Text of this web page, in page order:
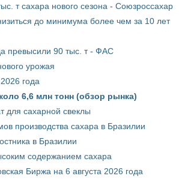
т сахара нового сезона - Союзроссахар
до минимума более чем за 10 лет
превысили 90 тыс. т - ФАС
урожая
года
6,6 млн тонн (обзор рынка)
для сахарной свеклы
производства сахара в Бразилии
в Бразилии
содержанием сахара
Биржа на 6 августа 2026 года